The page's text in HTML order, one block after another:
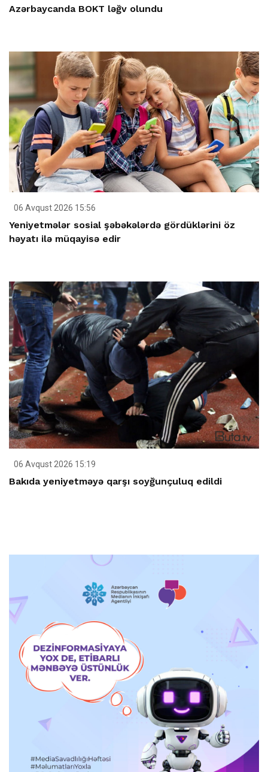
Azərbaycanda BOKT ləğv olundu
06 Avqust 2026 15:56
Yeniyetmələr sosial şəbəkələrdə gördüklərini öz
həyatı ilə müqayisə edir
06 Avqust 2026 15:19
Bakıda yeniyetməyə qarşı soyğunçuluq edildi